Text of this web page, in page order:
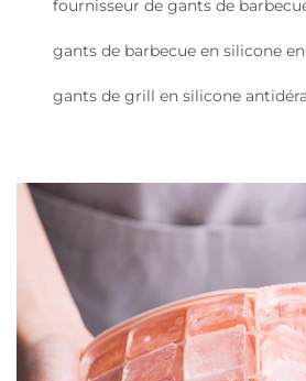
fournisseur de gants de
gants de barbecue en silicone
gants de grill en silicone